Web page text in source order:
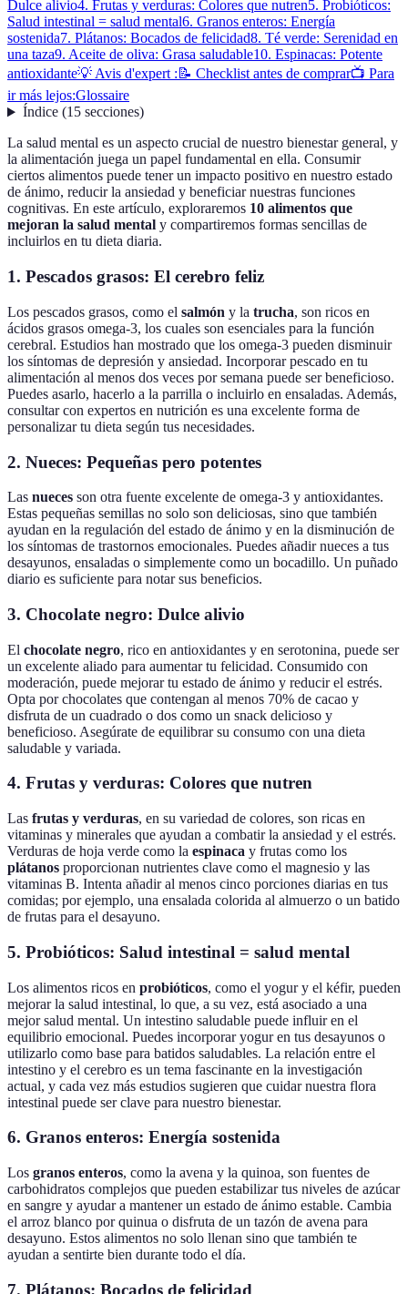
Dulce alivio4. Frutas y verduras: Colores que nutren5. Probióticos:
Salud intestinal = salud mental6. Granos enteros: Energía
sostenida7. Plátanos: Bocados de felicidad8. Té verde: Serenidad en
una taza9. Aceite de oliva: Grasa saludable10. Espinacas: Potente
antioxidante💡 Avis d'expert : 📝 Checklist antes de comprar📺 Para
ir más lejos:Glossaire
Índice(15 secciones)
La salud mental es un aspecto crucial de nuestro bienestar general, y
la alimentación juega un papel fundamental en ella. Consumir
ciertos alimentos puede tener un impacto positivo en nuestro estado
de ánimo, reducir la ansiedad y beneficiar nuestras funciones
cognitivas. En este artículo, exploraremos 10 alimentos que
mejoran la salud mental y compartiremos formas sencillas de
incluirlos en tu dieta diaria.
1. Pescados grasos: El cerebro feliz
Los pescados grasos, como el salmón y la trucha, son ricos en
ácidos grasos omega-3, los cuales son esenciales para la función
cerebral. Estudios han mostrado que los omega-3 pueden disminuir
los síntomas de depresión y ansiedad. Incorporar pescado en tu
alimentación al menos dos veces por semana puede ser beneficioso.
Puedes asarlo, hacerlo a la parrilla o incluirlo en ensaladas. Además,
consultar con expertos en nutrición es una excelente forma de
personalizar tu dieta según tus necesidades.
2. Nueces: Pequeñas pero potentes
Las nueces son otra fuente excelente de omega-3 y antioxidantes.
Estas pequeñas semillas no solo son deliciosas, sino que también
ayudan en la regulación del estado de ánimo y en la disminución de
los síntomas de trastornos emocionales. Puedes añadir nueces a tus
desayunos, ensaladas o simplemente como un bocadillo. Un puñado
diario es suficiente para notar sus beneficios.
3. Chocolate negro: Dulce alivio
El chocolate negro, rico en antioxidantes y en serotonina, puede ser
un excelente aliado para aumentar tu felicidad. Consumido con
moderación, puede mejorar tu estado de ánimo y reducir el estrés.
Opta por chocolates que contengan al menos 70% de cacao y
disfruta de un cuadrado o dos como un snack delicioso y
beneficioso. Asegúrate de equilibrar su consumo con una dieta
saludable y variada.
4. Frutas y verduras: Colores que nutren
Las frutas y verduras, en su variedad de colores, son ricas en
vitaminas y minerales que ayudan a combatir la ansiedad y el estrés.
Verduras de hoja verde como la espinaca y frutas como los
plátanos proporcionan nutrientes clave como el magnesio y las
vitaminas B. Intenta añadir al menos cinco porciones diarias en tus
comidas; por ejemplo, una ensalada colorida al almuerzo o un batido
de frutas para el desayuno.
5. Probióticos: Salud intestinal = salud mental
Los alimentos ricos en probióticos, como el yogur y el kéfir, pueden
mejorar la salud intestinal, lo que, a su vez, está asociado a una
mejor salud mental. Un intestino saludable puede influir en el
equilibrio emocional. Puedes incorporar yogur en tus desayunos o
utilizarlo como base para batidos saludables. La relación entre el
intestino y el cerebro es un tema fascinante en la investigación
actual, y cada vez más estudios sugieren que cuidar nuestra flora
intestinal puede ser clave para nuestro bienestar.
6. Granos enteros: Energía sostenida
Los granos enteros, como la avena y la quinoa, son fuentes de
carbohidratos complejos que pueden estabilizar tus niveles de azúcar
en sangre y ayudar a mantener un estado de ánimo estable. Cambia
el arroz blanco por quinua o disfruta de un tazón de avena para
desayuno. Estos alimentos no solo llenan sino que también te
ayudan a sentirte bien durante todo el día.
7. Plátanos: Bocados de felicidad